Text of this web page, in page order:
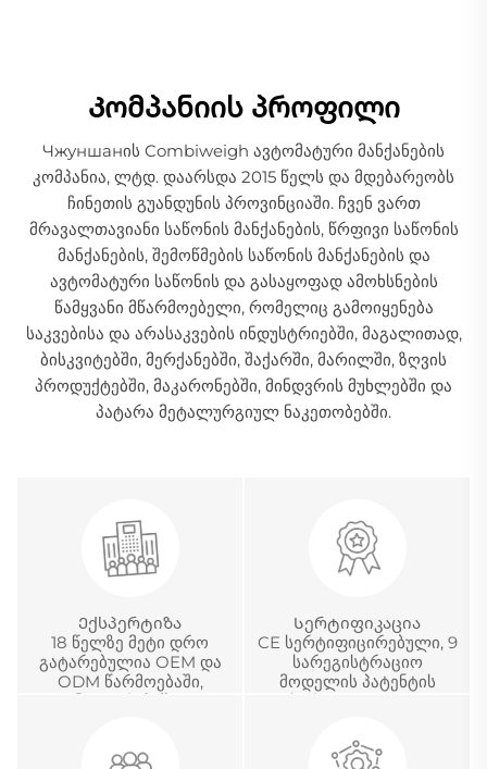
Კომპანიის პროფილი
Чжуншанის Combiweigh ავტომატური მანქანების
კომპანია, ლტდ. დაარსდა 2015 წელს და მდებარეობს
ჩინეთის გუანდუნის პროვინციაში. ჩვენ ვართ
მრავალთავიანი საწონის მანქანების, წრფივი საწონის
მანქანების, შემოწმების საწონის მანქანების და
ავტომატური საწონის და გასაყოფად ამოხსნების
წამყვანი მწარმოებელი, რომელიც გამოიყენება
საკვებისა და არასაკვების ინდუსტრიებში, მაგალითად,
ბისკვიტებში, მერქანებში, შაქარში, მარილში, ზღვის
პროდუქტებში, მაკარონებში, მინდვრის მუხლებში და
პატარა მეტალურგიულ ნაკეთობებში.
Ექსპერტიზა
18 წელზე მეტი დრო
გატარებულია OEM და
ODM წარმოებაში,
განვითარებაში და
Სერტიფიკაცია
CE სერტიფიცირებული, 9
სარეგისტრაციო
მოდელის პატენტის
სერტიფიკატი და
აკრედიტაციის
სერტიფიკატი